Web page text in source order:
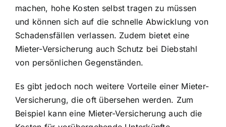
machen, hohe Kosten selbst tragen zu müssen
und können sich auf die schnelle Abwicklung von
Schadensfällen verlassen. Zudem bietet eine
Mieter-Versicherung auch Schutz bei Diebstahl
von persönlichen Gegenständen.
Es gibt jedoch noch weitere Vorteile einer Mieter-
Versicherung, die oft übersehen werden. Zum
Beispiel kann eine Mieter-Versicherung auch die